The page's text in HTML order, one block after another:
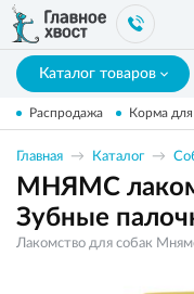
Каталог товаров
Распродажа Корма
Главная Каталог
МНЯМС
Зубные
Лакомство для собак